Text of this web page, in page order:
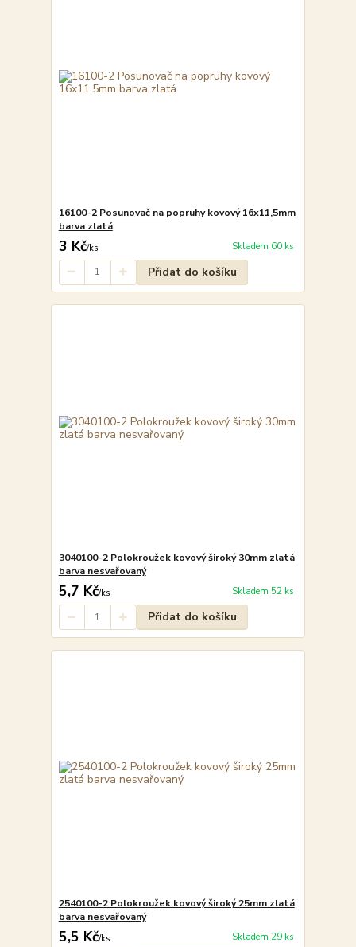
16100-2 Posunovač na popruhy kovový 16x11,5mm
barva zlatá
3 Kč/ks Skladem 60 ks
Přidat do košíku
3040100-2 Polokroužek kovový široký 30mm zlatá
barva nesvařovaný
5,7 Kč/ks Skladem 52 ks
Přidat do košíku
2540100-2 Polokroužek kovový široký 25mm zlatá
barva nesvařovaný
5,5 Kč/ks Skladem 29 ks